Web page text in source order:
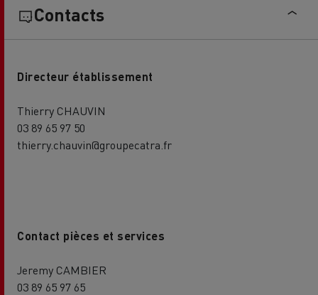
Contacts
Directeur établissement
Thierry CHAUVIN
03 89 65 97 50
thierry.chauvin@groupecatra.fr
Contact pièces et services
Jeremy CAMBIER
03 89 65 97 65